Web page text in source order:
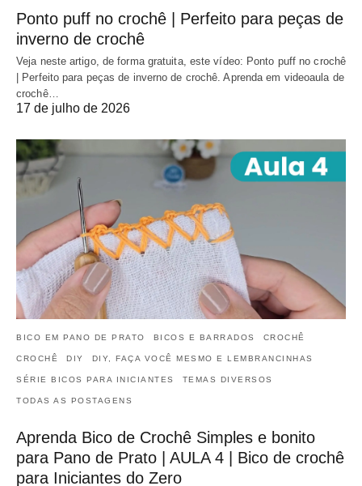
Ponto puff no crochê | Perfeito para peças de
inverno de crochê
Veja neste artigo, de forma gratuita, este vídeo: Ponto puff no crochê
| Perfeito para peças de inverno de crochê. Aprenda em videoaula de
crochê…
17 de julho de 2026
BICO EM PANO DE PRATO BICOS E BARRADOS CROCHÊ
CROCHÊ DIY DIY, FAÇA VOCÊ MESMO E LEMBRANCINHAS
SÉRIE BICOS PARA INICIANTES TEMAS DIVERSOS
TODAS AS POSTAGENS
Aprenda Bico de Crochê Simples e bonito
para Pano de Prato | AULA 4 | Bico de crochê
para Iniciantes do Zero